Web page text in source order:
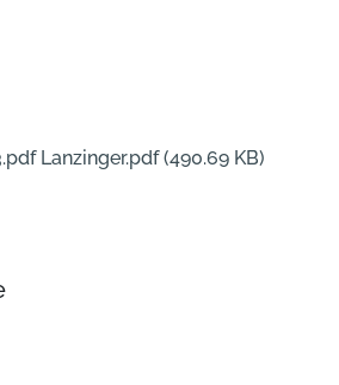
Lanzinger.pdf(490.69 KB)